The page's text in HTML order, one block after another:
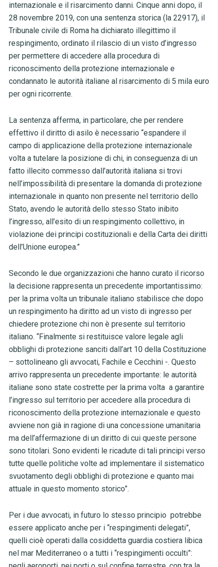
internazionale e il risarcimento danni. Cinque anni dopo, il
28 novembre 2019, con una sentenza storica (la 22917), il
Tribunale civile di Roma ha dichiarato illegittimo il
respingimento, ordinato il rilascio di un visto d’ingresso
per permettere di accedere alla procedura di
riconoscimento della protezione internazionale e
condannato le autorità italiane al risarcimento di 5 mila euro
per ogni ricorrente.
La sentenza afferma, in particolare, che per rendere
effettivo il diritto di asilo è necessario “espandere il
campo di applicazione della protezione internazionale
volta a tutelare la posizione di chi, in conseguenza di un
fatto illecito commesso dall’autorità italiana si trovi
nell’impossibilità di presentare la domanda di protezione
internazionale in quanto non presente nel territorio dello
Stato, avendo le autorità dello stesso Stato inibito
l’ingresso, all’esito di un respingimento collettivo, in
violazione dei principi costituzionali e della Carta dei diritti
dell’Unione europea.”
Secondo le due organizzazioni che hanno curato il ricorso
la decisione rappresenta un precedente importantissimo:
per la prima volta un tribunale italiano stabilisce che dopo
un respingimento ha diritto ad un visto di ingresso per
chiedere protezione chi non è presente sul territorio
italiano. “Finalmente si restituisce valore legale agli
obblighi di protezione sanciti dall’art 10 della Costituzione
– sottolineano gli avvocati, Fachile e Cecchini -. Questo
arrivo rappresenta un precedente importante: le autorità
italiane sono state costrette per la prima volta a garantire
l’ingresso sul territorio per accedere alla procedura di
riconoscimento della protezione internazionale e questo
avviene non già in ragione di una concessione umanitaria
ma dell’affermazione di un diritto di cui queste persone
sono titolari. Sono evidenti le ricadute di tali principi verso
tutte quelle politiche volte ad implementare il sistematico
svuotamento degli obblighi di protezione e quanto mai
attuale in questo momento storico”.
Per i due avvocati, in futuro lo stesso principio potrebbe
essere applicato anche per i “respingimenti delegati”,
quelli cioè operati dalla cosiddetta guardia costiera libica
nel mar Mediterraneo o a tutti i “respingimenti occulti”: